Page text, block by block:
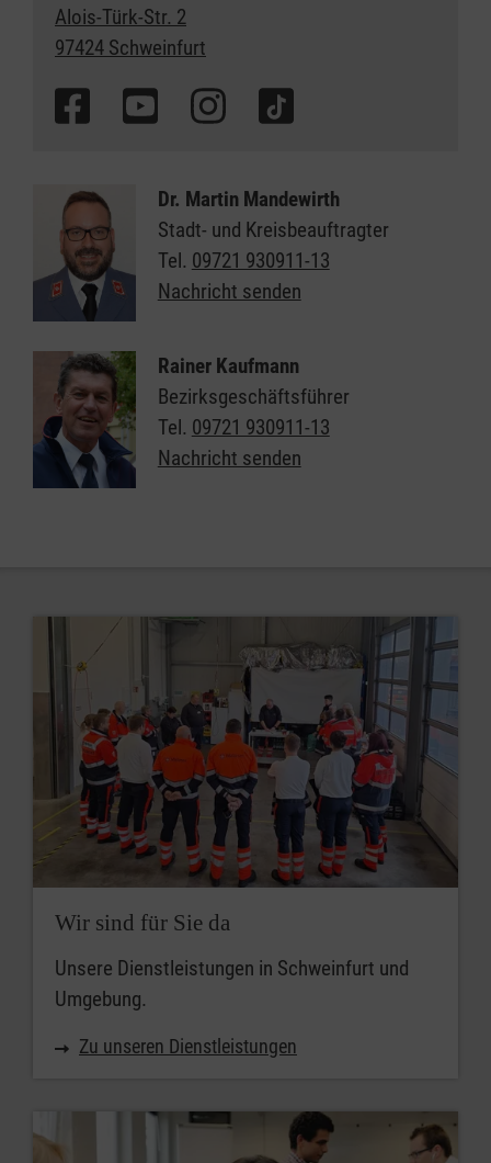
Alois-Türk-Str. 2
97424 Schweinfurt
Dr. Martin Mandewirth
Stadt- und Kreisbeauftragter
Tel. 09721 930911-13
Nachricht senden
Rainer Kaufmann
Bezirksgeschäftsführer
Tel. 09721 930911-13
Nachricht senden
Wir sind für Sie da
Unsere Dienstleistungen in Schweinfurt und
Umgebung.
Zu unseren Dienstleistungen